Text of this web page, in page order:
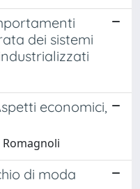
dei sistemi
economici,
Romagnoli
di moda